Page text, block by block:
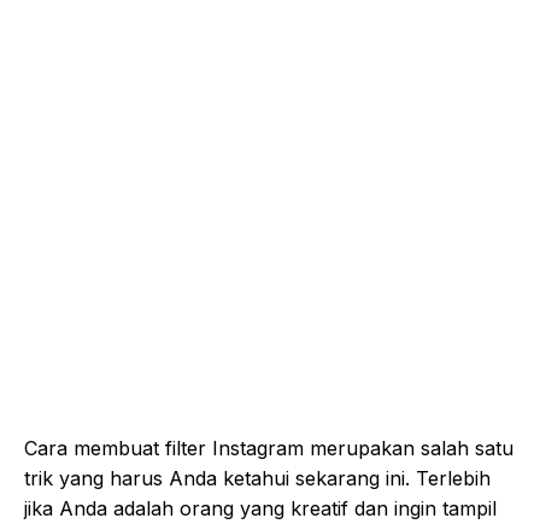
Cara membuat filter Instagram merupakan salah satu
trik yang harus Anda ketahui sekarang ini. Terlebih
jika Anda adalah orang yang kreatif dan ingin tampil